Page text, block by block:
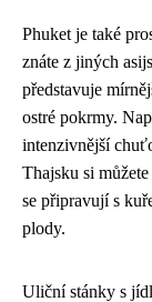
Phuket je také
znáte z jiných
představuje
ostré pokrmy.
intenzivnější
Thajsku si
se připravují s
plody.
Uliční stánky s